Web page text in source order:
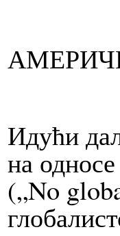
Идући
на
(„No